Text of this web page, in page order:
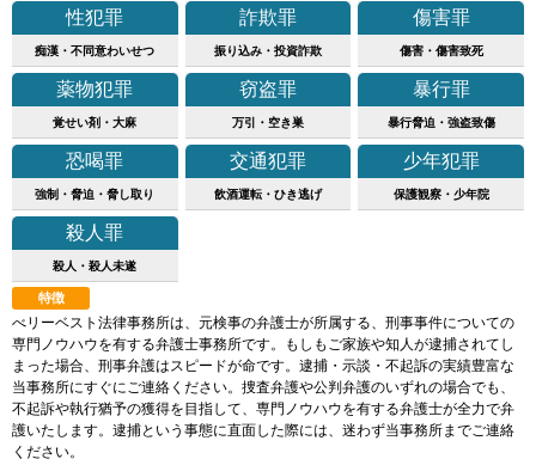
性犯罪
痴漢・不同意わいせつ
詐欺罪
振り込み・投資詐欺
傷害罪
傷害・傷害致死
薬物犯罪
覚せい剤・大麻
窃盗罪
万引・空き巣
暴行罪
暴行脅迫・強盗致傷
恐喝罪
強制・脅迫・脅し取り
交通犯罪
飲酒運転・ひき逃げ
少年犯罪
保護観察・少年院
殺人罪
殺人・殺人未遂
特徴
べリーベスト法律事務所は、元検事の弁護士が所属する、刑事事件についての
専門ノウハウを有する弁護士事務所です。もしもご家族や知人が逮捕されてし
まった場合、刑事弁護はスピードが命です。逮捕・示談・不起訴の実績豊富な
当事務所にすぐにご連絡ください。捜査弁護や公判弁護のいずれの場合でも、
不起訴や執行猶予の獲得を目指して、専門ノウハウを有する弁護士が全力で弁
護いたします。逮捕という事態に直面した際には、迷わず当事務所までご連絡
ください。